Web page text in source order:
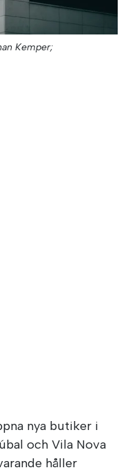
Kemper;
nya butiker i
och Vila Nova
håller